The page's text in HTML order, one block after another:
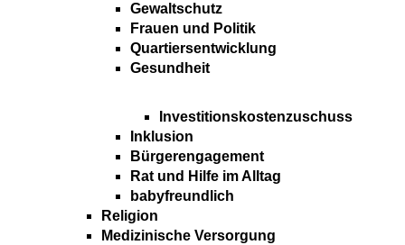
Gewaltschutz
Frauen und Politik
Quartiersentwicklung
Gesundheit
Investitionskostenzuschuss
Inklusion
Bürgerengagement
Rat und Hilfe im Alltag
babyfreundlich
Religion
Medizinische Versorgung